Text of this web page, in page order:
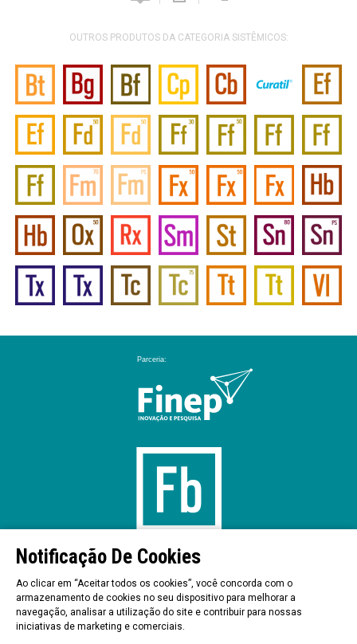
OUTROS PRODUTOS DA CATEGORIA SISTÊMICOS:
Praça Emílio Marconato,1000 – Galpão A3 – Jaguariúna / SP - Brasil - 13916-074
Tel: +55 (19) 3837-9900
© FARMABASE 2026 - Todos os direitos reservados
Notificação De Cookies
Ao clicar em “Aceitar todos os cookies”, você concorda com o
armazenamento de cookies no seu dispositivo para melhorar a
navegação, analisar a utilização do site e contribuir para nossas
iniciativas de marketing e comerciais.